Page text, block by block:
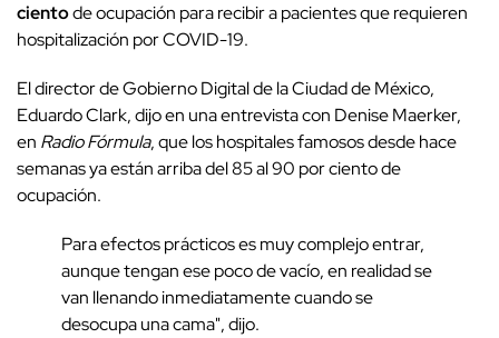
cientode ocupación para recibir a pacientes que requieren
hospitalización por COVID-19.
El director de Gobierno Digital de la Ciudad de México,
Eduardo Clark, dijo en una entrevista con Denise Maerker,
en Radio Fórmula, que los hospitales famosos desde hace
semanas ya están arriba del 85 al 90 por ciento de
ocupación.
Para efectos prácticos es muy complejo entrar,
aunque tengan ese poco de vacío, en realidad se
van llenando inmediatamente cuando se
desocupa una cama", dijo.